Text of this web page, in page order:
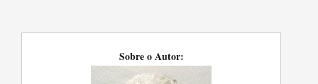
Sobre o Autor: